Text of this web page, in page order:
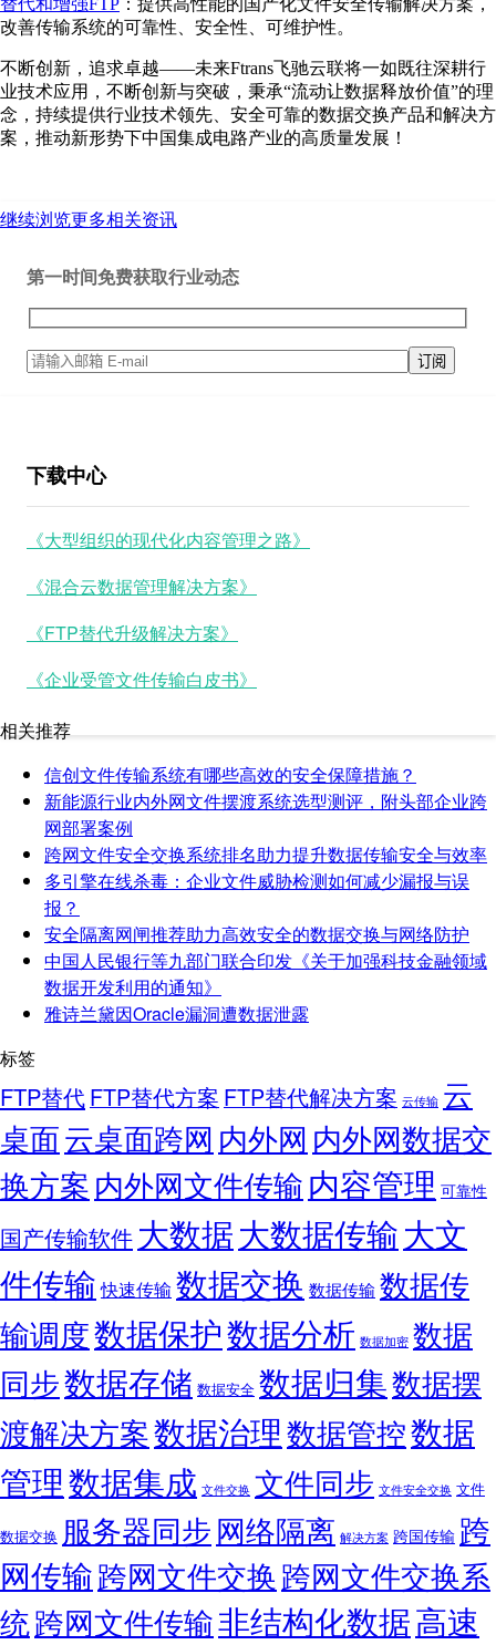
改善传输系统的可靠性、安全性、可维护性。
不断创新，追求卓越——未来Ftrans飞驰云联将一如既往深耕行
业技术应用，不断创新与突破，秉承“流动让数据释放价值”的理
念，持续提供行业技术领先、安全可靠的数据交换产品和解决方
案，推动新形势下中国集成电路产业的高质量发展！
继续浏览更多相关资讯
第一时间免费获取行业动态
下载中心
《大型组织的现代化内容管理之路》
《混合云数据管理解决方案》
《FTP替代升级解决方案》
《企业受管文件传输白皮书》
相关推荐
信创文件传输系统有哪些高效的安全保障措施？
新能源行业内外网文件摆渡系统选型测评，附头部企业跨
网部署案例
跨网文件安全交换系统排名助力提升数据传输安全与效率
多引擎在线杀毒：企业文件威胁检测如何减少漏报与误
报？
安全隔离网闸推荐助力高效安全的数据交换与网络防护
中国人民银行等九部门联合印发《关于加强科技金融领域
数据开发利用的通知》
雅诗兰黛因Oracle漏洞遭数据泄露
标签
FTP替代FTP替代方案 FTP替代解决方案 云传输 云
桌面云桌面跨网 内外网 内外网数据交
换方案内外网文件传输内容管理 可靠性
国产传输软件 大数据大数据传输大文
件传输 快速传输 数据交换 数据传输数据传
输调度数据保护数据分析 数据加密 数据
同步数据存储 数据安全 数据归集数据摆
渡解决方案数据治理数据管控数据
管理数据集成 文件交换 文件同步 文件安全交换 文件
数据交换 服务器同步网络隔离 解决方案 跨国传输 跨
网传输跨网文件交换跨网文件交换系
统跨网文件传输非结构化数据高速